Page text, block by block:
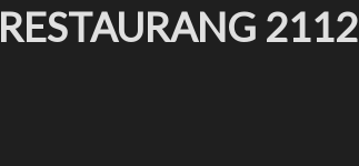
RESTAURANG 2112